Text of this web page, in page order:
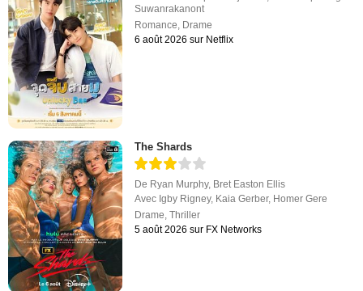
Suwanrakanont
Romance Drame
6 août 2026 sur Netflix
The Shards
De Ryan Murphy, Bret Easton Ellis
Avec Igby Rigney, Kaia Gerber, Homer Gere
Drame,Thriller
5 août 2026 sur FX Networks